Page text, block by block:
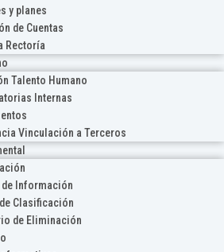
y planes
de Cuentas
Rectoría
Talento Humano
Internas
Vinculación a Terceros
Información
Clasificación
de Eliminación